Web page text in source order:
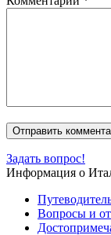
Задать вопрос!
Информация о
Вопросы и